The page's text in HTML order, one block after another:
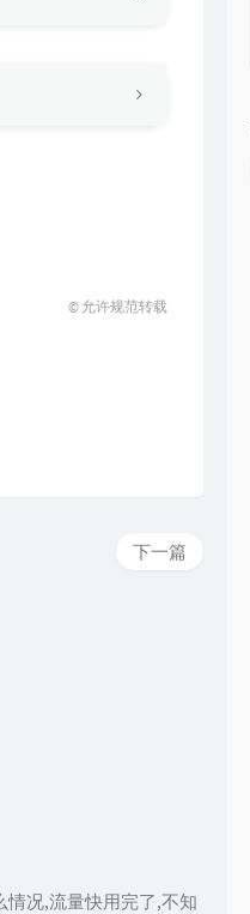
© 允许规范转载
下一篇
况,流量快用完了,不知